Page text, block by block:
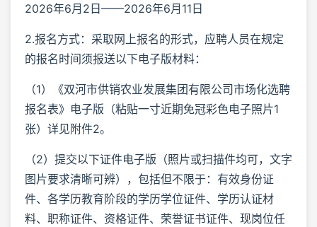
2026年6月2日——2026年6月11日
2.报名方式：采取网上报名的形式，应聘人员在规定
的报名时间须报送以下电子版材料：
（1）《双河市供销农业发展集团有限公司市场化选聘
报名表》电子版（粘贴一寸近期免冠彩色电子照片1
张）详见附件2。
（2）提交以下证件电子版（照片或扫描件均可，文字
图片要求清晰可辨），包括但不限于：有效身份证
件、各学历教育阶段的学历学位证件、学历认证材
料、职称证件、资格证件、荣誉证书证件、现岗位任